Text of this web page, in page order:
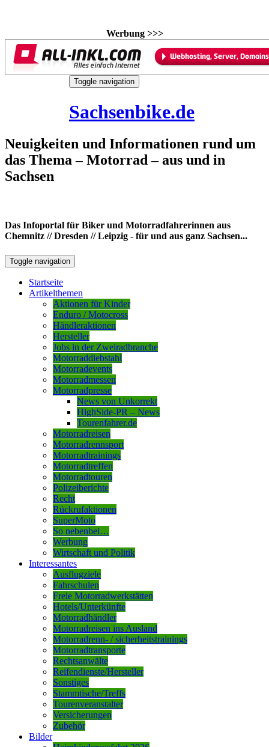
Werbung >>>
Toggle navigation
Sachsenbike.de
Neuigkeiten und Informationen rund um
das Thema – Motorrad – aus und in
Sachsen
Das Infoportal für Biker und Motorradfahrerinnen aus
Chemnitz // Dresden // Leipzig - für und aus ganz Sachsen...
Toggle navigation
Startseite
Artikelthemen
Aktionen für Kinder
Enduro / Motocross
Händleraktionen
Hersteller
Jobs in der Zweiradbranche
Motorraddiebstahl
Motorradevents
Motorradmessen
Motorradpresse
News von Unkorrekt
HighSide-PR – News
Tourenfahrer.de
Motorradreisen
Motorradrennsport
Motorradtrainings
Motorradtreffen
Motorradtouren
Polizeiberichte
Recht
Rückrufaktionen
SuperMoto
So nebenbei…
Werbung
Wirtschaft und Politik
Interessantes
Ausflugziele
Fahrschulen
Freie Motorradwerkstätten
Hotels/Unterkünfte
Motorradhändler
Motorradreisen ins Ausland
Motorradrenn- / sicherheitstrainings
Motorradtransporte
Rechtsanwälte
Reifendienste/Hersteller
Sonstiges
Stammtische/Treffs
Tourenveranstalter
Versicherungen
Zubehör
Bilder